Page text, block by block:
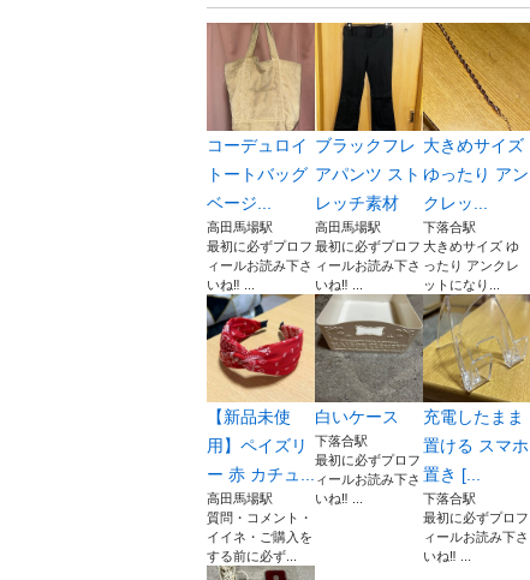
コーデュロイ
トートバッグ
ベージ...
高田馬場駅
最初に必ずプロフ
ィールお読み下さ
いね‼️ ...
ブラックフレ
アパンツ スト
レッチ素材
高田馬場駅
最初に必ずプロフ
ィールお読み下さ
いね‼️ ...
大きめサイズ
ゆったり アン
クレッ...
下落合駅
大きめサイズ ゆ
ったり アンクレ
ットになり...
【新品未使
用】ペイズリ
ー 赤 カチュ...
高田馬場駅
質問・コメント・
イイネ・ご購入を
する前に必ず...
白いケース
下落合駅
最初に必ずプロフ
ィールお読み下さ
いね‼️ ...
充電したまま
置ける スマホ
置き [...
下落合駅
最初に必ずプロフ
ィールお読み下さ
いね‼️ ...